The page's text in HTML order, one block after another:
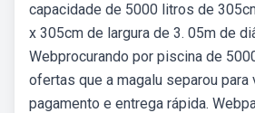
capacidade de 5000 litros de
x 305cm de largura de 3. 05m de
Webprocurando por piscina de
ofertas que a magalu separou para
pagamento e entrega rápida.